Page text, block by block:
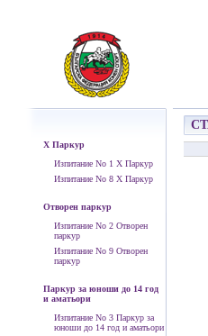
Х Паркур
Изпитание No 1 Х Паркур
Изпитание No 8 Х Паркур
Отворен паркур
Изпитание No 2 Отворен
паркур
Изпитание No 9 Отворен
паркур
Паркур за юноши до 14 год
и аматьори
Изпитание No 3 Паркур за
юноши до 14 год и аматьори